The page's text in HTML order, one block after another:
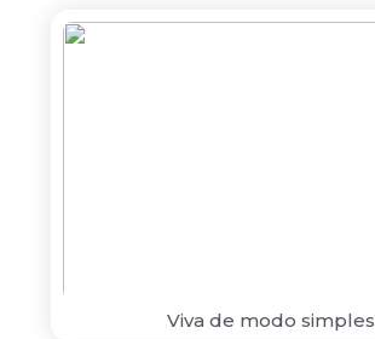
Viva de modo simples